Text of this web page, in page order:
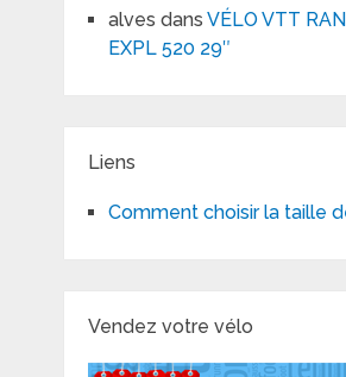
alves dans VÉLO VTT
EXPL 520 29″
Liens
Comment choisir la taille
Vendez votre vélo